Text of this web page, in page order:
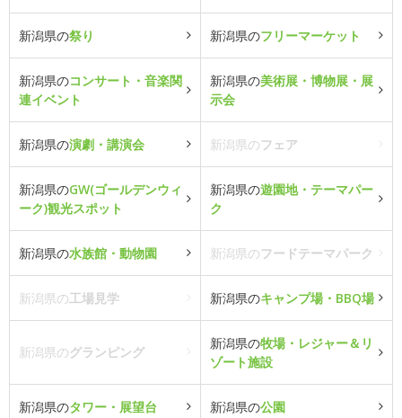
新潟県の祭り 新潟県のフリーマーケット
新潟県のコンサート・音楽関
連イベント
新潟県の美術展・博物展・展
示会
新潟県の演劇・講演会 新潟県のフェア
新潟県のGW(ゴールデンウィ
ーク)観光スポット
新潟県の遊園地・テーマパー
ク
新潟県の水族館・動物園 新潟県のフードテーマパーク
新潟県の工場見学 新潟県のキャンプ場・BBQ場
新潟県のグランピング
新潟県の牧場・レジャー＆リ
ゾート施設
新潟県のタワー・展望台 新潟県の公園